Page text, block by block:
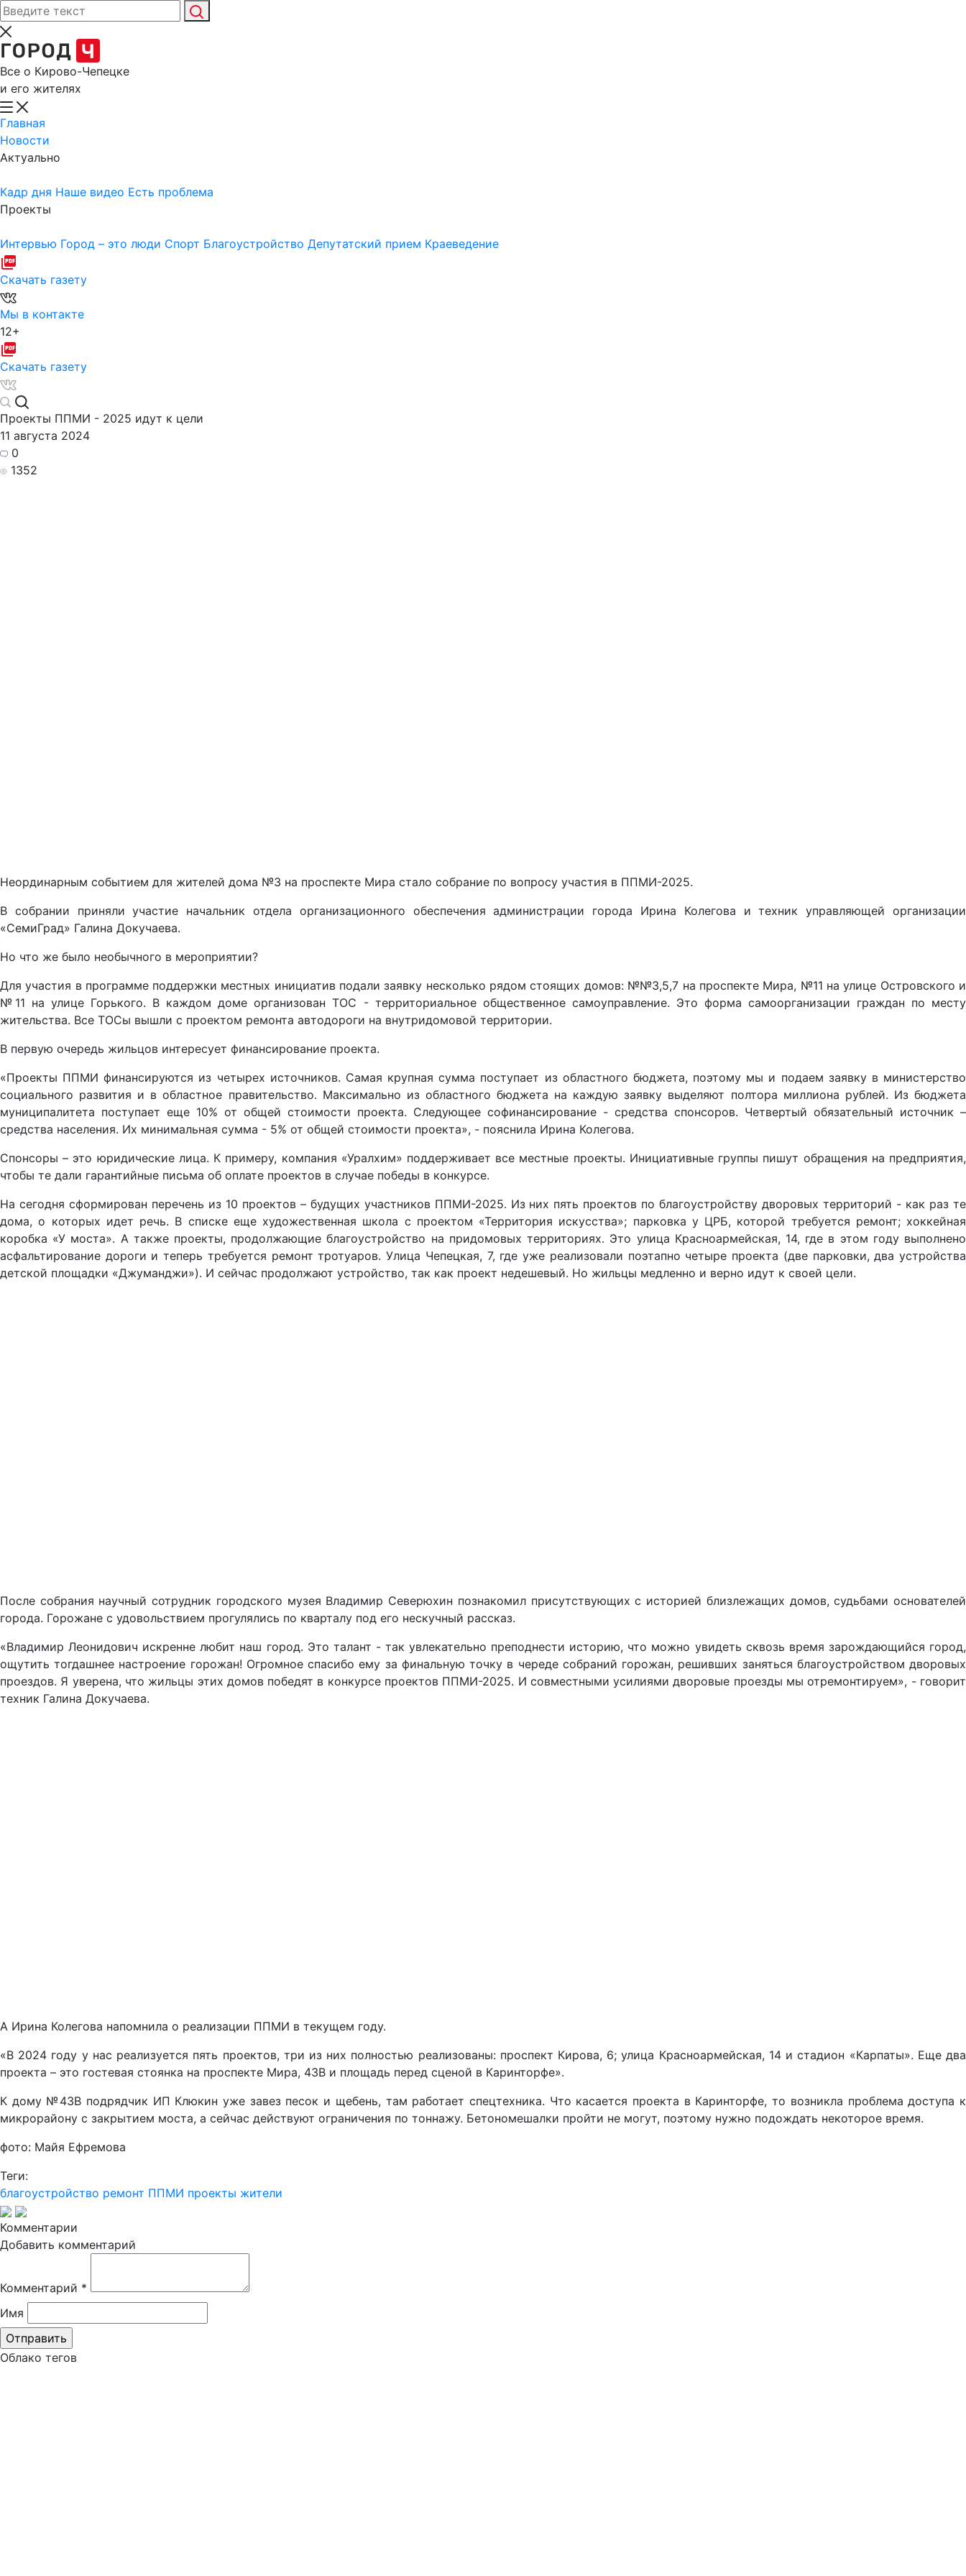
Все о Кирово-Чепецке
и его жителях
Главная
Новости
Актуально
Кадр дня Наше видео Есть проблема
Проекты
Интервью Город – это люди Спорт Благоустройство Депутатский прием Краеведение
Скачать газету
Мы в контакте
12+
Скачать газету
Проекты ППМИ - 2025 идут к цели
11 августа 2024
0
1352
Неординарным событием для жителей дома №3 на проспекте Мира стало собрание по вопросу участия в ППМИ-2025.
В собрании приняли участие начальник отдела организационного обеспечения администрации города Ирина Колегова и техник управляющей организации
«СемиГрад» Галина Докучаева.
Но что же было необычного в мероприятии?
Для участия в программе поддержки местных инициатив подали заявку несколько рядом стоящих домов: №№3,5,7 на проспекте Мира, №11 на улице Островского и
№11 на улице Горького. В каждом доме организован ТОС - территориальное общественное самоуправление. Это форма самоорганизации граждан по месту
жительства. Все ТОСы вышли с проектом ремонта автодороги на внутридомовой территории.
В первую очередь жильцов интересует финансирование проекта.
«Проекты ППМИ финансируются из четырех источников. Самая крупная сумма поступает из областного бюджета, поэтому мы и подаем заявку в министерство
социального развития и в областное правительство. Максимально из областного бюджета на каждую заявку выделяют полтора миллиона рублей. Из бюджета
муниципалитета поступает еще 10% от общей стоимости проекта. Следующее софинансирование - средства спонсоров. Четвертый обязательный источник –
средства населения. Их минимальная сумма - 5% от общей стоимости проекта», - пояснила Ирина Колегова.
Спонсоры – это юридические лица. К примеру, компания «Уралхим» поддерживает все местные проекты. Инициативные группы пишут обращения на предприятия,
чтобы те дали гарантийные письма об оплате проектов в случае победы в конкурсе.
На сегодня сформирован перечень из 10 проектов – будущих участников ППМИ-2025. Из них пять проектов по благоустройству дворовых территорий - как раз те
дома, о которых идет речь. В списке еще художественная школа с проектом «Территория искусства»; парковка у ЦРБ, которой требуется ремонт; хоккейная
коробка «У моста». А также проекты, продолжающие благоустройство на придомовых территориях. Это улица Красноармейская, 14, где в этом году выполнено
асфальтирование дороги и теперь требуется ремонт тротуаров. Улица Чепецкая, 7, где уже реализовали поэтапно четыре проекта (две парковки, два устройства
детской площадки «Джуманджи»). И сейчас продолжают устройство, так как проект недешевый. Но жильцы медленно и верно идут к своей цели.
После собрания научный сотрудник городского музея Владимир Северюхин познакомил присутствующих с историей близлежащих домов, судьбами основателей
города. Горожане с удовольствием прогулялись по кварталу под его нескучный рассказ.
«Владимир Леонидович искренне любит наш город. Это талант - так увлекательно преподнести историю, что можно увидеть сквозь время зарождающийся город,
ощутить тогдашнее настроение горожан! Огромное спасибо ему за финальную точку в череде собраний горожан, решивших заняться благоустройством дворовых
проездов. Я уверена, что жильцы этих домов победят в конкурсе проектов ППМИ-2025. И совместными усилиями дворовые проезды мы отремонтируем», - говорит
техник Галина Докучаева.
А Ирина Колегова напомнила о реализации ППМИ в текущем году.
«В 2024 году у нас реализуется пять проектов, три из них полностью реализованы: проспект Кирова, 6; улица Красноармейская, 14 и стадион «Карпаты». Еще два
проекта – это гостевая стоянка на проспекте Мира, 43В и площадь перед сценой в Каринторфе».
К дому №43В подрядчик ИП Клюкин уже завез песок и щебень, там работает спецтехника. Что касается проекта в Каринторфе, то возникла проблема доступа к
микрорайону с закрытием моста, а сейчас действуют ограничения по тоннажу. Бетономешалки пройти не могут, поэтому нужно подождать некоторое время.
фото: Майя Ефремова
Теги:
благоустройство ремонт ППМИ проекты жители
Комментарии
Добавить комментарий
Комментарий *
Имя
Облако тегов